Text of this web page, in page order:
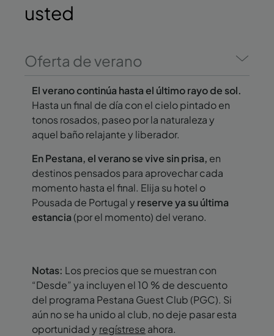
usted
Oferta de verano
El verano continúa hasta el último rayo de sol.
Hasta un final de día con el cielo pintado en
tonos rosados, paseo por la naturaleza y
aquel baño relajante y liberador.
En Pestana, el verano se vive sin prisa, en
destinos pensados para aprovechar cada
momento hasta el final. Elija su hotel o
Pousada de Portugal y reserve ya su última
estancia (por el momento) del verano.
Notas: Los precios que se muestran con
“Desde” ya incluyen el 10 % de descuento
del programa Pestana Guest Club (PGC). Si
aún no se ha unido al club, no deje pasar esta
oportunidad y regístrese ahora.